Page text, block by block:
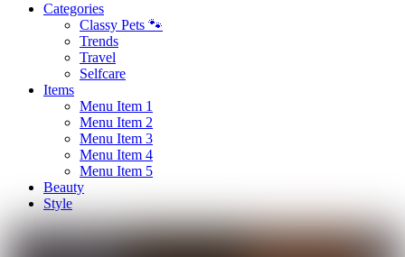
Categories
Classy Pets 🐾
Trends
Travel
Selfcare
Items
Menu Item 1
Menu Item 2
Menu Item 3
Menu Item 4
Menu Item 5
Beauty
Style